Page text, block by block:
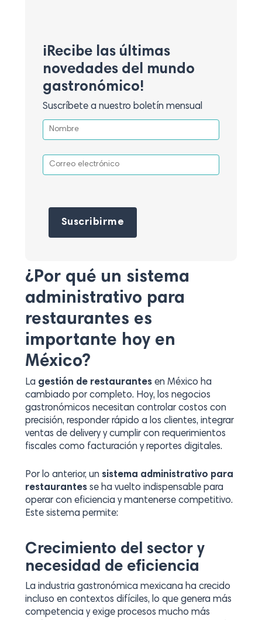
¡Recibe las últimas
novedades del mundo
gastronómico!
Suscríbete a nuestro boletín mensual
¿Por qué un sistema
administrativo para
restaurantes es
importante hoy en
México?
La gestión de restaurantes en México ha
cambiado por completo. Hoy, los negocios
gastronómicos necesitan controlar costos con
precisión, responder rápido a los clientes, integrar
ventas de delivery y cumplir con requerimientos
fiscales como facturación y reportes digitales.
Por lo anterior, un sistema administrativo para
restaurantesse ha vuelto indispensable para
operar con eficiencia y mantenerse competitivo.
Este sistema permite:
Crecimiento del sector y
necesidad de eficiencia
La industria gastronómica mexicana ha crecido
incluso en contextos difíciles, lo que genera más
competencia y exige procesos mucho más